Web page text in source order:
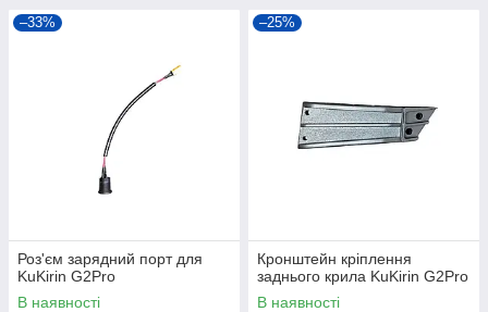
–33%
Роз'єм зарядний порт для
KuKirin G2Pro
В наявності
–25%
Кронштейн кріплення
заднього крила KuKirin G2Pro
В наявності